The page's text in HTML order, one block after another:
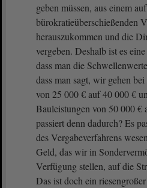
geben müssen, aus einem
bürokratieüberschießenden
herauszukommen und die
vergeben. Deshalb ist es
dass man die
dass man sagt, wir gehen
von 25 000 € auf 40 000 €
Bauleistungen von 50 000 €
passiert denn dadurch? Es
des Vergabeverfahrens
Geld, das wir in
Verfügung stellen, auf die
Das ist doch ein